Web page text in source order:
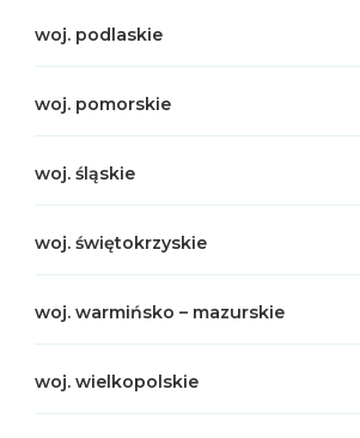
woj. podlaskie
woj. pomorskie
woj. śląskie
woj. świętokrzyskie
woj. warmińsko – mazurskie
woj. wielkopolskie